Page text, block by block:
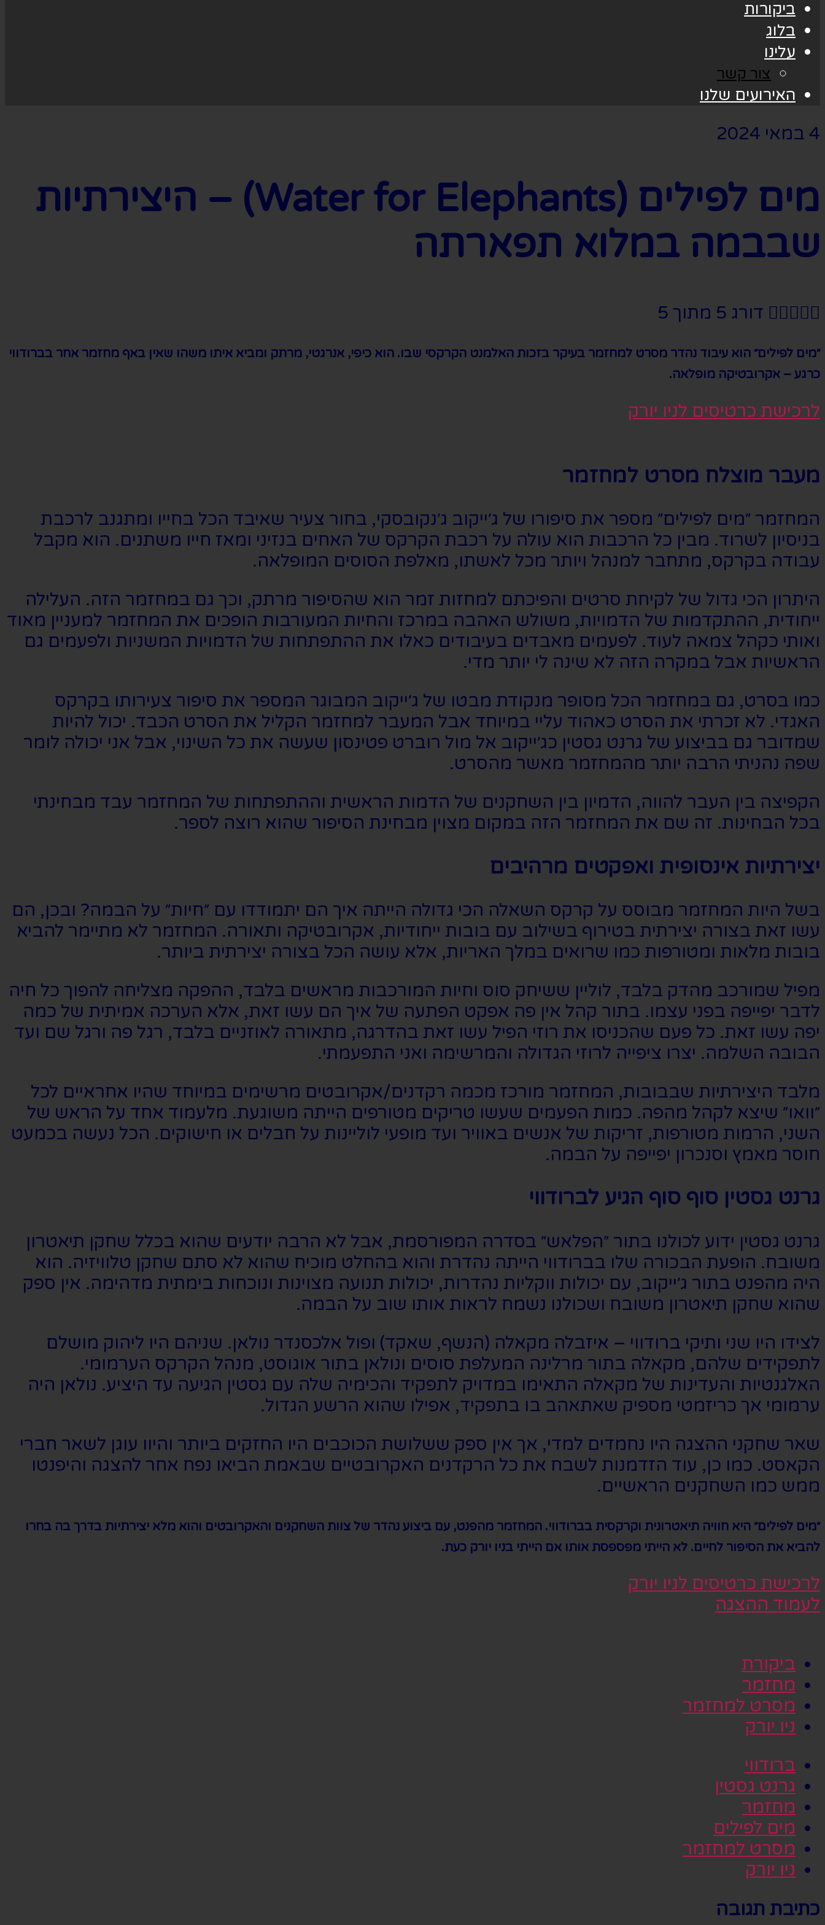
ביקורות
בלוג
עלינו
צור קשר
האירועים שלנו
4 במאי 2024
מים לפילים (Water for Elephants) – היצירתיות
שבבמה במלוא תפארתה
 דורג 5 מתוך 5
״מים לפילים״ הוא עיבוד נהדר מסרט למחזמר בעיקר בזכות האלמנט הקרקסי שבו. הוא כיפי, אנרגטי, מרתק ומביא איתו משהו שאין באף מחזמר אחר בברודווי
כרגע – אקרובטיקה מופלאה.
לרכישת כרטיסים לניו יורק
מעבר מוצלח מסרט למחזמר
המחזמר ״מים לפילים״ מספר את סיפורו של ג׳ייקוב ג׳נקובסקי, בחור צעיר שאיבד הכל בחייו ומתגנב לרכבת
בניסיון לשרוד. מבין כל הרכבות הוא עולה על רכבת הקרקס של האחים בנזיני ומאז חייו משתנים. הוא מקבל
עבודה בקרקס, מתחבר למנהל ויותר מכל לאשתו, מאלפת הסוסים המופלאה.
היתרון הכי גדול של לקיחת סרטים והפיכתם למחזות זמר הוא שהסיפור מרתק, וכך גם במחזמר הזה. העלילה
ייחודית, ההתקדמות של הדמויות, משולש האהבה במרכז והחיות המעורבות הופכים את המחזמר למעניין מאוד
ואותי כקהל צמאה לעוד. לפעמים מאבדים בעיבודים כאלו את ההתפתחות של הדמויות המשניות ולפעמים גם
הראשיות אבל במקרה הזה לא שינה לי יותר מדי.
כמו בסרט, גם במחזמר הכל מסופר מנקודת מבטו של ג׳ייקוב המבוגר המספר את סיפור צעירותו בקרקס
האגדי. לא זכרתי את הסרט כאהוד עליי במיוחד אבל המעבר למחזמר הקליל את הסרט הכבד. יכול להיות
שמדובר גם בביצוע של גרנט גסטין כג׳ייקוב אל מול רוברט פטינסון שעשה את כל השינוי, אבל אני יכולה לומר
שפה נהניתי הרבה יותר מהמחזמר מאשר מהסרט.
הקפיצה בין העבר להווה, הדמיון בין השחקנים של הדמות הראשית וההתפתחות של המחזמר עבד מבחינתי
בכל הבחינות. זה שם את המחזמר הזה במקום מצוין מבחינת הסיפור שהוא רוצה לספר.
יצירתיות אינסופית ואפקטים מרהיבים
בשל היות המחזמר מבוסס על קרקס השאלה הכי גדולה הייתה איך הם יתמודדו עם ״חיות״ על הבמה? ובכן, הם
עשו זאת בצורה יצירתית בטירוף בשילוב עם בובות ייחודיות, אקרובטיקה ותאורה. המחזמר לא מתיימר להביא
בובות מלאות ומטורפות כמו שרואים במלך האריות, אלא עושה הכל בצורה יצירתית ביותר.
מפיל שמורכב מהדק בלבד, לוליין ששיחק סוס וחיות המורכבות מראשים בלבד, ההפקה מצליחה להפוך כל חיה
לדבר יפייפה בפני עצמו. בתור קהל אין פה אפקט הפתעה של איך הם עשו זאת, אלא הערכה אמיתית של כמה
יפה עשו זאת. כל פעם שהכניסו את רוזי הפיל עשו זאת בהדרגה, מתאורה לאוזניים בלבד, רגל פה ורגל שם ועד
הבובה השלמה. יצרו ציפייה לרוזי הגדולה והמרשימה ואני התפעמתי.
מלבד היצירתיות שבבובות, המחזמר מורכז מכמה רקדנים/אקרובטים מרשימים במיוחד שהיו אחראיים לכל
״וואו״ שיצא לקהל מהפה. כמות הפעמים שעשו טריקים מטורפים הייתה משוגעת. מלעמוד אחד על הראש של
השני, הרמות מטורפות, זריקות של אנשים באוויר ועד מופעי לוליינות על חבלים או חישוקים. הכל נעשה בכמעט
חוסר מאמץ וסנכרון יפייפה על הבמה.
גרנט גסטין סוף סוף הגיע לברודווי
גרנט גסטין ידוע לכולנו בתור ״הפלאש״ בסדרה המפורסמת, אבל לא הרבה יודעים שהוא בכלל שחקן תיאטרון
משובח. הופעת הבכורה שלו בברודווי הייתה נהדרת והוא בהחלט מוכיח שהוא לא סתם שחקן טלוויזיה. הוא
היה מהפנט בתור ג׳ייקוב, עם יכולות ווקליות נהדרות, יכולות תנועה מצוינות ונוכחות בימתית מדהימה. אין ספק
שהוא שחקן תיאטרון משובח ושכולנו נשמח לראות אותו שוב על הבמה.
לצידו היו שני ותיקי ברודווי – איזבלה מקאלה (הנשף, שאקד) ופול אלכסנדר נולאן. שניהם היו ליהוק מושלם
לתפקידים שלהם, מקאלה בתור מרלינה המעלפת סוסים ונולאן בתור אוגוסט, מנהל הקרקס הערמומי.
האלגנטיות והעדינות של מקאלה התאימו במדויק לתפקיד והכימיה שלה עם גסטין הגיעה עד היציע. נולאן היה
ערמומי אך כריזמטי מספיק שאתאהב בו בתפקיד, אפילו שהוא הרשע הגדול.
שאר שחקני ההצגה היו נחמדים למדי, אך אין ספק ששלושת הכוכבים היו החזקים ביותר והיוו עוגן לשאר חברי
הקאסט. כמו כן, עוד הזדמנות לשבח את כל הרקדנים האקרובטיים שבאמת הביאו נפח אחר להצגה והיפנטו
ממש כמו השחקנים הראשיים.
״מים לפילים״ היא חוויה תיאטרונית וקרקסית בברודווי. המחזמר מהפנט, עם ביצוע נהדר של צוות השחקנים והאקרובטים והוא מלא יצירתיות בדרך בה בחרו
להביא את הסיפור לחיים. לא הייתי מפספסת אותו אם הייתי בניו יורק כעת.
לרכישת כרטיסים לניו יורק
לעמוד ההצגה
ביקורת
מחזמר
מסרט למחזמר
ניו יורק
ברודווי
גרנט גסטין
מחזמר
מים לפילים
מסרט למחזמר
ניו יורק
כתיבת תגובה